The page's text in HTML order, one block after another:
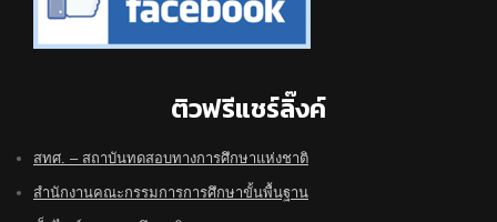
ติวฟรีแชร์ลิ๊งค์
สทศ. – สถาบันทดสอบทางการศึกษาแห่งชาติ
สำนักงานคณะกรรมการการศึกษาขั้นพื้นฐาน